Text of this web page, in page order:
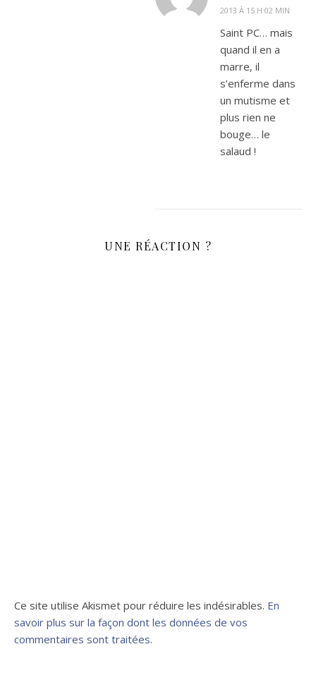
2013 À 15 H 02 MIN
Saint PC… mais
quand il en a
marre, il
s’enferme dans
un mutisme et
plus rien ne
bouge… le
salaud !
UNE RÉACTION ?
Ce site utilise Akismet pour réduire les indésirables. En
savoir plus sur la façon dont les données de vos
commentaires sont traitées.